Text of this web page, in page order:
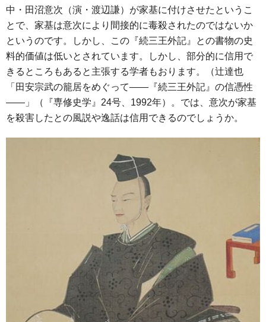
中・田沼意次（演・渡辺謙）が家基に付けさせたというこ
とで、家基は意次により間接的に毒殺されたのではないか
というのです。しかし、この『続三王外記』との書物の史
料的価値は低いとされています。しかし、部分的に信用で
きるところもあると主張する学者もおります。（辻達也
「田安宗武の籠居をめぐって――『続三王外記』の信憑性
――」（『専修史学』24号、1992年）。では、意次が家基
を殺害したとの風説や逸話は信用できるのでしょうか。